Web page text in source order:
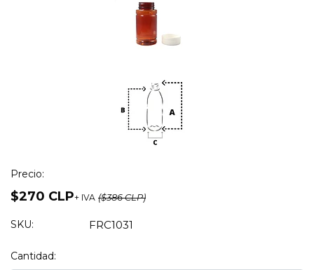
Precio:
$270 CLP+ IVA ($386 CLP)
SKU: FRC1031
Cantidad: